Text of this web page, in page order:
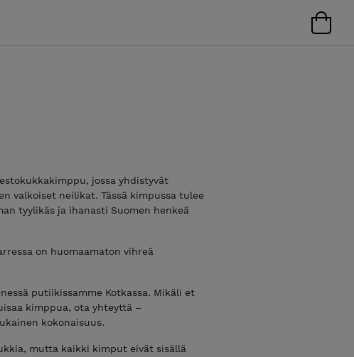
jossa yhdistyvät
valkoiset neilikat. Tässä kimpussa tulee
tyylikäs ja ihanasti Suomen henkeä
on huomaamaton vihreä
putiikissamme Kotkassa. Mikäli et
kimppua, ota yhteyttä –
kokonaisuus.
mutta kaikki kimput eivät sisällä